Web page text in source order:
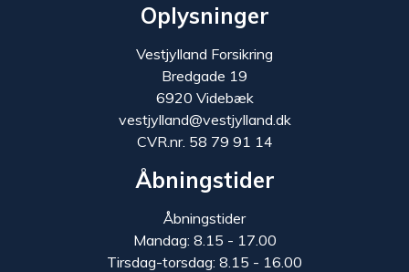
Oplysninger
Vestjylland Forsikring
Bredgade 19
6920 Videbæk
vestjylland@vestjylland.dk
CVR.nr. 58 79 91 14
Åbningstider
Åbningstider
Mandag: 8.15 - 17.00
Tirsdag-torsdag: 8.15 - 16.00